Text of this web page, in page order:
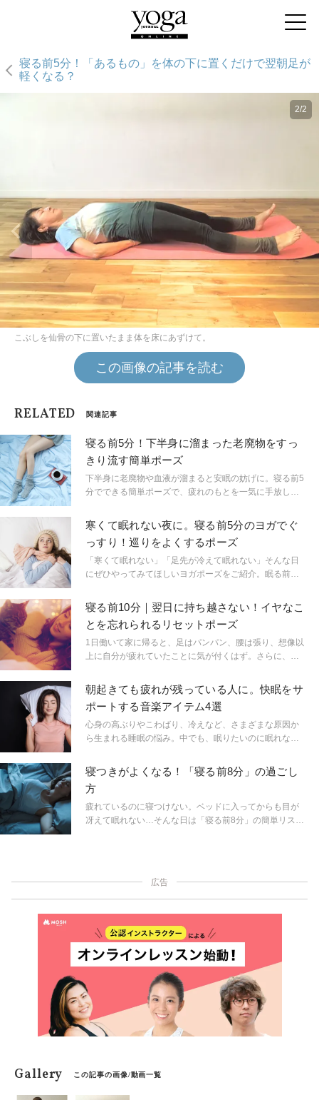
寝る前5分！「あるもの」を体の下に置くだけで翌朝足が
軽くなる？
2/2
こぶしを仙骨の下に置いたまま体を床にあずけて。
この画像の記事を読む
RELATED 関連記事
寝る前5分！下半身に溜まった老廃物をすっ
きり流す簡単ポーズ
下半身に老廃物や血液が溜まると安眠の妨げに。寝る前5
分でできる簡単ポーズで、疲れのもとを一気に手放しま
らいました。
寒くて眠れない夜に。寝る前5分のヨガでぐ
っすり！巡りをよくするポーズ
「寒くて眠れない」「足先が冷えて眠れない」そんな日
にぜひやってみてほしいヨガポーズをご紹介。眠る前
チャーのサントーシマ香先生に教えていただきました。
寝る前10分｜翌日に持ち越さない！イヤなこ
とを忘れられるリセットポーズ
1日働いて家に帰ると、足はパンパン、腰は張り、想像以
上に自分が疲れていたことに気が付くはず。さらに、仕
思い出して鬱々してしまう人もいるのでは？ そんな夜
は、ヨガがおすすめ。ヨガティーチャー平賀恭子先生に
教わったポーズで、疲れやストレスをリセットしましょ
う。
朝起きても疲れが残っている人に。快眠をサ
ポートする音楽アイテム4選
心身の高ぶりやこわばり、冷えなど、さまざまな原因か
ら生まれる睡眠の悩み。中でも、眠りたいのに眠れない
な睡眠をとれていないからかも。眠れる体づくりをサポ
ートするツールを取り入れて、眠れる体づくりを心掛け
てみて。眠りの専門家やヨガインストラクターに聞い
た、快眠に導いてくれる音楽をご紹介。
寝つきがよくなる！「寝る前8分」の過ごし
方
疲れているのに寝つけない。ベッドに入ってからも目が
冴えて眠れない…そんな日は「寝る前8分」の簡単リスト
広告
Gallery この記事の画像/動画一覧